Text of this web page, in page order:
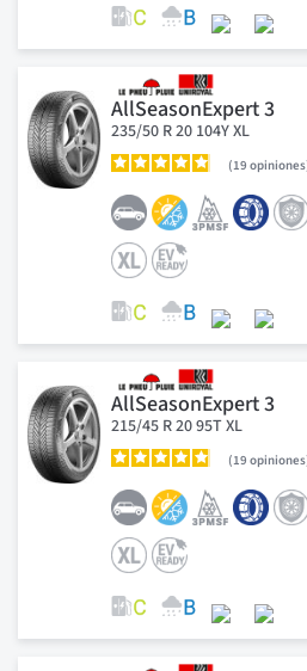
AllSeasonExpert 3
235/50 R 20 104Y XL
19 opiniones
AllSeasonExpert 3
215/45 R 20 95T XL
19 opiniones